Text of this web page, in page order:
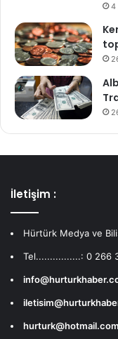
4
İletişim :
Hürtürk Medya ve
Tel................: 0 266
hurturk@hotmail.com